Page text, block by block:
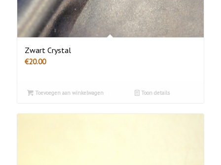
Zwart Crystal
€20.00
Toevoegen aan winkelwagen Toon details